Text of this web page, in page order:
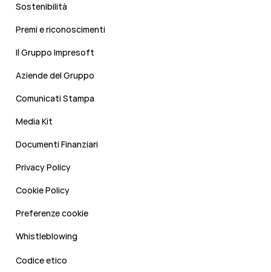
Sostenibilità
Premi e riconoscimenti
Il Gruppo Impresoft
Aziende del Gruppo
Comunicati Stampa
Media Kit
Documenti Finanziari
Privacy Policy
Cookie Policy
Preferenze cookie
Whistleblowing
Codice etico